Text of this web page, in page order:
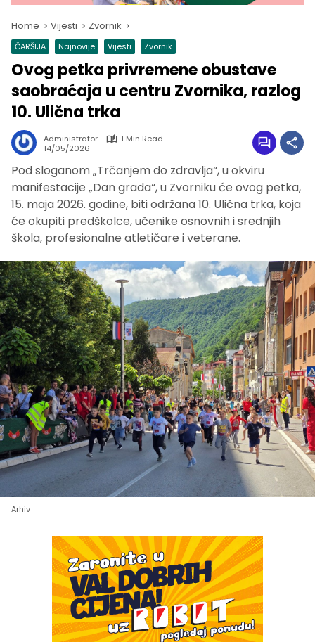
Home Vijesti Zvornik
ČARŠIJA Najnovije Vijesti Zvornik
Ovog petka privremene obustave
saobraćaja u centru Zvornika, razlog
10. Ulična trka
Administrator
1 Min Read
14/05/2026
Pod sloganom „Trčanjem do zdravlja“, u okviru
manifestacije „Dan grada“, u Zvorniku će ovog petka,
15. maja 2026. godine, biti održana 10. Ulična trka, koja
će okupiti predškolce, učenike osnovnih i srednjih
škola, profesionalne atletičare i veterane.
Arhiv